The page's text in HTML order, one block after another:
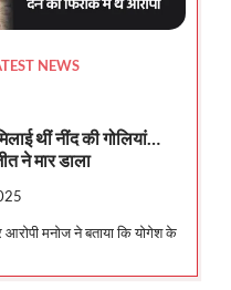
NEWS
थीं नींद की गोलियां…
ने मार डाला
आरोपी मनोज ने बताया कि योगेश के